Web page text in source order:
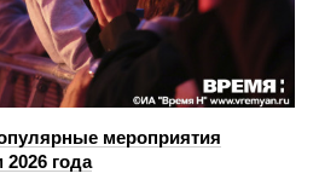
мероприятия
года